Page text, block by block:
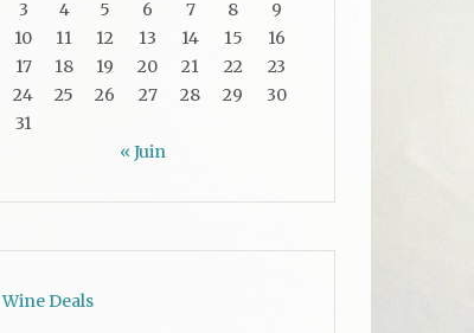
3
4 5 6 7 8
9
10
11 12 13 14 15
16
17
18 19 20 21 22
23
24
25 26 27 28 29
30
31
« Juin
Wine Deals